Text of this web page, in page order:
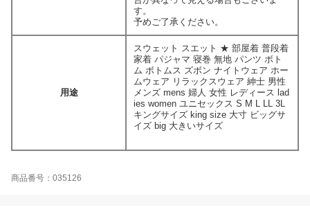
す。
予めご了承ください。
用途
スウェット スエット ★ 部屋着 普段着
家着 パジャマ 寝巻 無地 パンツ ボト
ム ボトムス ズボン ナイトウェア ホー
ムウェア リラックスウェア 紳士 男性
メンズ mens 婦人 女性 レディース lad
ies women ユニセックス S M L LL 3L
キングサイズ king size 大寸 ビッグサ
イズ big 大きいサイズ
商品番号：035126